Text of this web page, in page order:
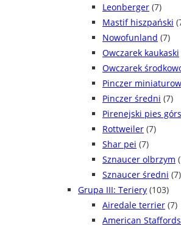
Leonberger (7)
Mastif hiszpański
Nowofunland (7)
Owczarek kaukaski
Owczarek
Pinczer
Pinczer średni (7)
Pirenejski pies
Rottweiler (7)
Shar pei (7)
Sznaucer olbrzym
Sznaucer średni (7)
Grupa III: Teriery (103)
Airedale terrier (7)
American